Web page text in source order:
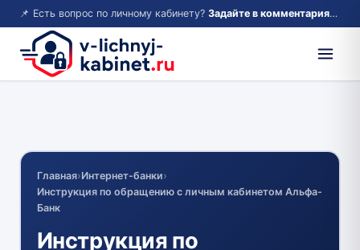
📌 Есть вопрос по личному кабинету? Задайте в комментариях — ответим!
Главная›Интернет-банки›
Инструкция по обращению с личным кабинетом Альфа-
Банк
Инструкция по